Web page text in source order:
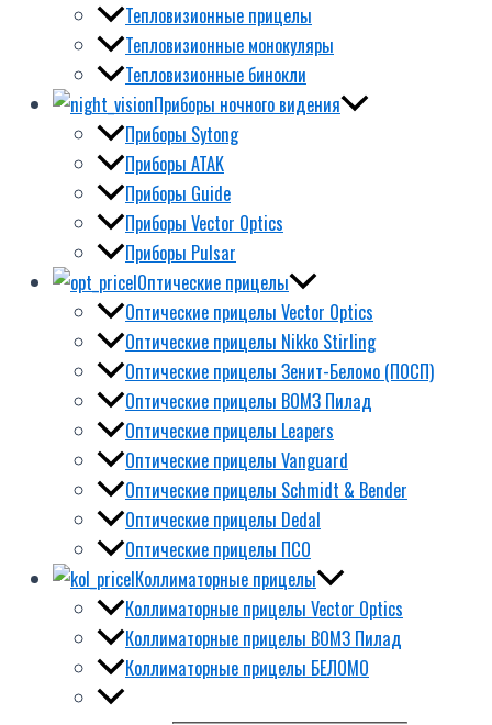
Тепловизионные прицелы
Тепловизионные монокуляры
Тепловизионные бинокли
Приборы ночного видения
Приборы Sytong
Приборы ATAK
Приборы Guide
Приборы Vector Optics
Приборы Pulsar
Оптические прицелы
Оптические прицелы Vector Optics
Оптические прицелы Nikko Stirling
Оптические прицелы Зенит-Беломо (ПОСП)
Оптические прицелы ВОМЗ Пилад
Оптические прицелы Leapers
Оптические прицелы Vanguard
Оптические прицелы Schmidt & Bender
Оптические прицелы Dedal
Оптические прицелы ПСО
Коллиматорные прицелы
Коллиматорные прицелы Vector Optics
Коллиматорные прицелы ВОМЗ Пилад
Коллиматорные прицелы БЕЛОМО